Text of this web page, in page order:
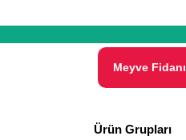
Meyve Fidanı
Ürün Grupları